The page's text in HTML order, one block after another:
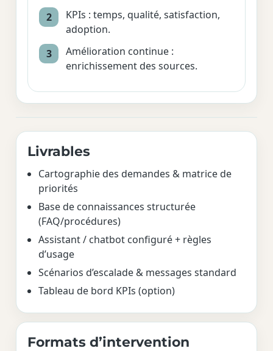
KPIs : temps, qualité, satisfaction,
adoption.
Amélioration continue :
enrichissement des sources.
Livrables
Cartographie des demandes & matrice de
priorités
Base de connaissances structurée
(FAQ/procédures)
Assistant / chatbot configuré + règles
d’usage
Scénarios d’escalade & messages standard
Tableau de bord KPIs (option)
Formats d’intervention